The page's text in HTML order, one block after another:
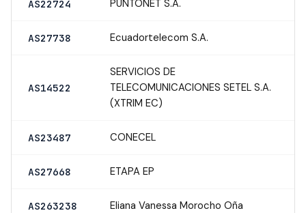
AS22724 PUNTONET S.A.
AS27738 Ecuadortelecom S.A.
AS14522
SERVICIOS DE
TELECOMUNICACIONES SETEL S.A.
(XTRIM EC)
AS23487 CONECEL
AS27668 ETAPA EP
AS263238 Eliana Vanessa Morocho Oña